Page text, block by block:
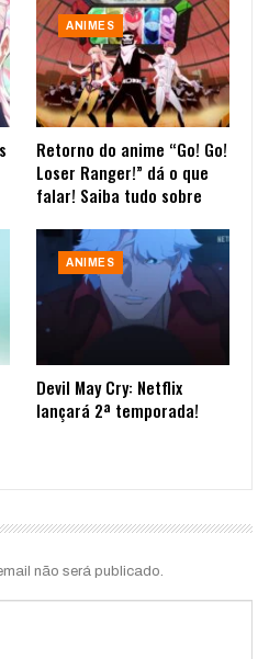
ANIMES
Retorno do anime “Go! Go!
Loser Ranger!” dá o que
falar! Saiba tudo sobre
ANIMES
Devil May Cry: Netflix
lançará 2ª temporada!
não será publicado.